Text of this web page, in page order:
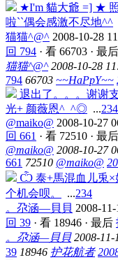
★I'm 貓大爺 =] ★
啦``偶会感激不尽地^^
猫猫^@^ 2008-10-28
回 794 · 看 66703 · 最后
猫猫^@^ 2008-10-28
794 66703 ~~HaPpY~~
退出了。。。谢谢
光+ 颜薇恩^_^◎ ...234
@maiko@ 2008-10-27
回 661 · 看 72510 · 最后
@maiko@ 2008-10-27
661 72510 @maiko@
Ѽ 泰+馬混血儿兎×
个机会呗。
...234
。尕涵—貝貝 2008-
回 39 · 看 18946 · 最后
。尕涵—貝貝 2008-11-
39 18946 护花航者